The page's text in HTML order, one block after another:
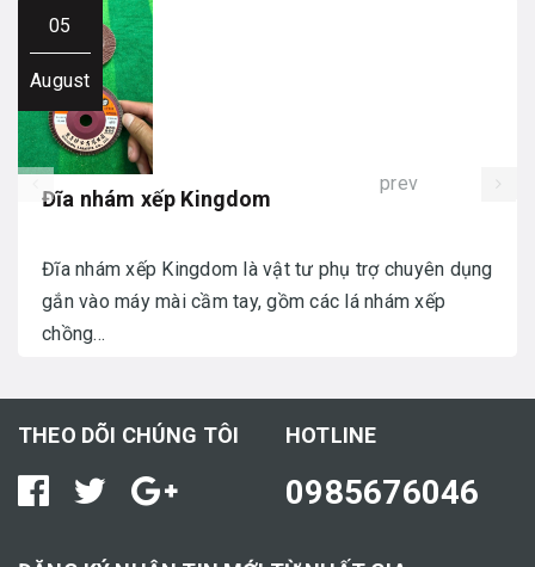
05
August
Đĩa nhám xếp Kingdom
Đĩa nhám xếp Kingdom là vật tư phụ trợ chuyên dụng
gắn vào máy mài cầm tay, gồm các lá nhám xếp
chồng...
prev
THEO DÕI CHÚNG TÔI HOTLINE
0985676046